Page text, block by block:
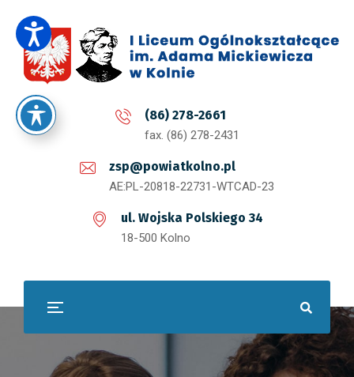
(86) 278-2661
fax. (86) 278-2431
zsp@powiatkolno.pl
AE:PL-20818-22731-WTCAD-23
ul. Wojska Polskiego 34
18-500 Kolno